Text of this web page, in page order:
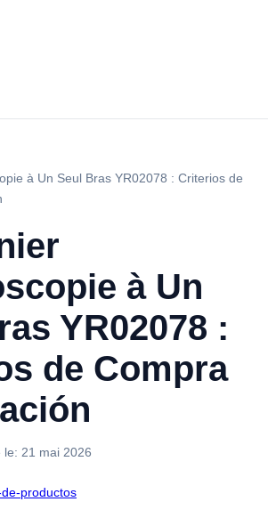
à Un Seul Bras YR02078 : Criterios de
à Un
YR02078 :
de Compra
le: 21 mai 2026
productos